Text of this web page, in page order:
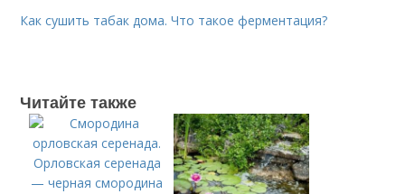
Как сушить табак дома. Что такое ферментация?
Читайте также